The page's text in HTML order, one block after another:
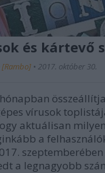
és kártevő
• 2017. október 30.
vírusok
aktuálisan
a
szeptemberében
a legnagyobb